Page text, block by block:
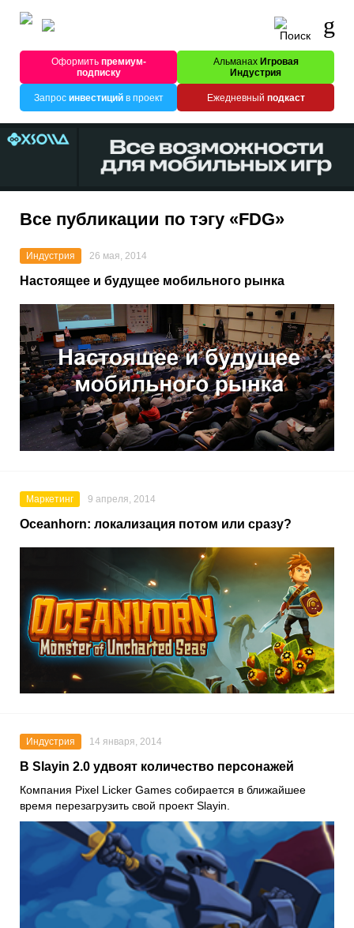
Оформитьпремиум-
подписку
Альманах Игровая
Индустрия
Запрос инвестицийв проект Ежедневный подкаст
Все публикации по тэгу «FDG»
Индустрия 26 мая, 2014
Настоящее и будущее мобильного рынка
Маркетинг 9 апреля, 2014
Oceanhorn: локализация потом или сразу?
Индустрия 14 января, 2014
В Slayin 2.0 удвоят количество персонажей
Компания Pixel Licker Games собирается в ближайшее
время перезагрузить свой проект Slayin.